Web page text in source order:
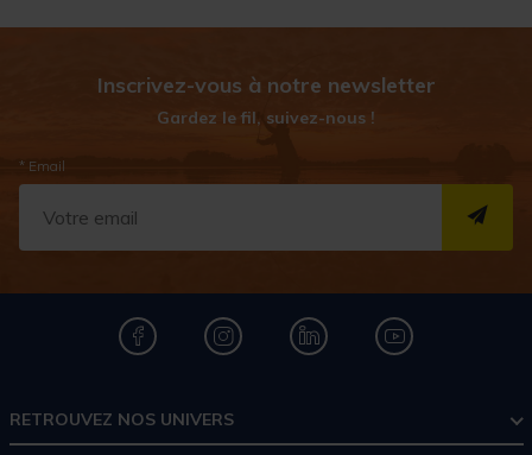
Inscrivez-vous à notre newsletter
Gardez le fil, suivez-nous !
* Email
RETROUVEZ NOS UNIVERS